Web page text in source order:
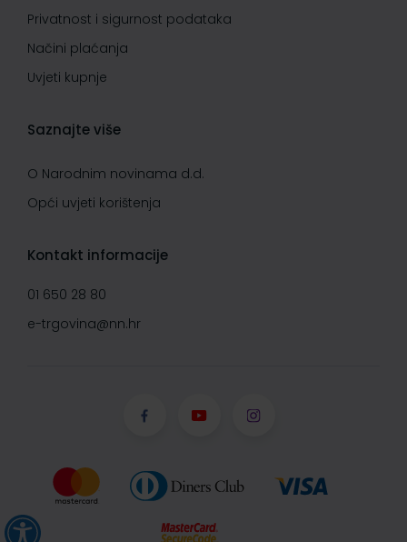
Privatnost i sigurnost podataka
Načini plaćanja
Uvjeti kupnje
Saznajte više
O Narodnim novinama d.d.
Opći uvjeti korištenja
Kontakt informacije
01 650 28 80
e-trgovina@nn.hr